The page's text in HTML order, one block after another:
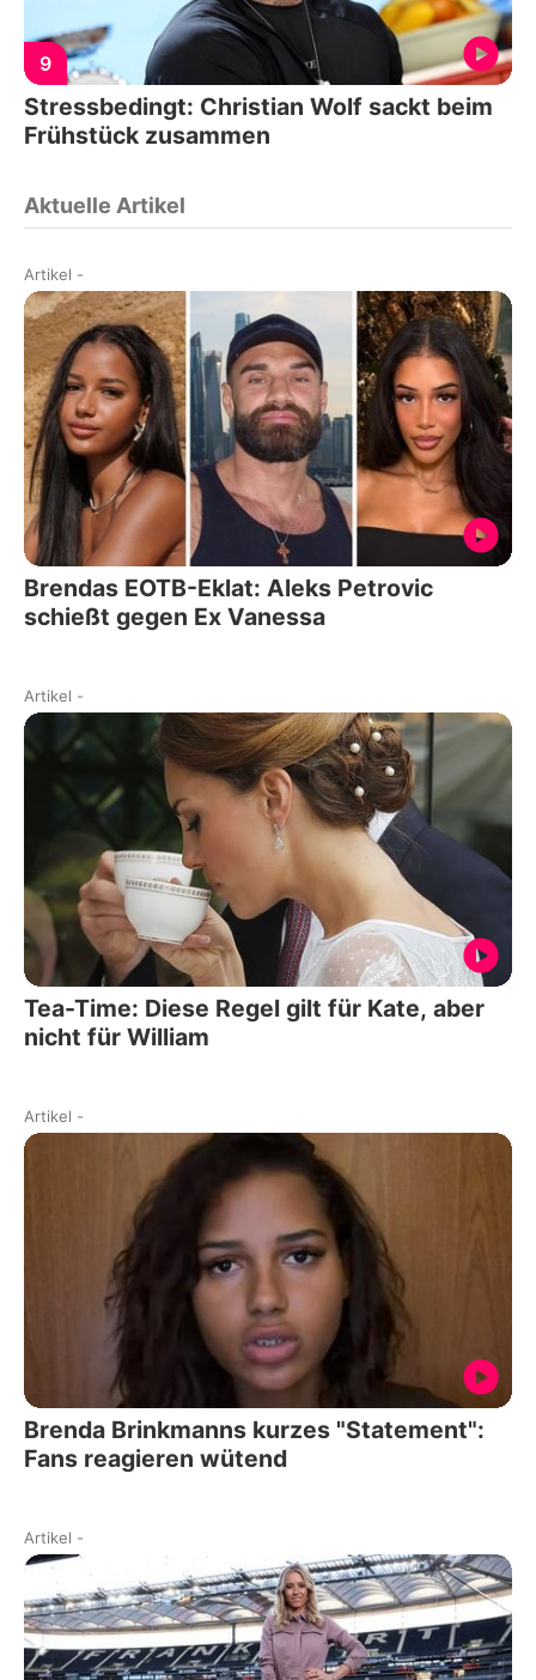
9
Stressbedingt: Christian Wolf sackt beim
Frühstück zusammen
Aktuelle Artikel
Artikel -
Brendas EOTB-Eklat: Aleks Petrovic
schießt gegen Ex Vanessa
Artikel -
Tea-Time: Diese Regel gilt für Kate, aber
nicht für William
Artikel -
Brenda Brinkmanns kurzes "Statement":
Fans reagieren wütend
Artikel -